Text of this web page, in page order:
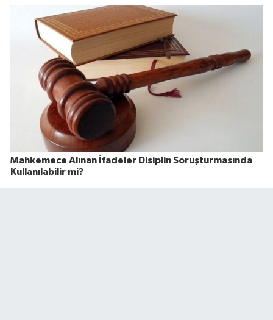
Mahkemece Alınan İfadeler Disiplin Soruşturmasında
Kullanılabilir mi?